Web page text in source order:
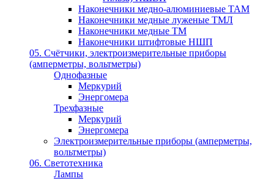
Наконечники медно-алюминиевые ТАМ
Наконечники медные луженые ТМЛ
Наконечники медные ТМ
Наконечники штифтовые НШП
05. Счётчики, электроизмерительные приборы
(амперметры, вольтметры)
Однофазные
Меркурий
Энергомера
Трехфазные
Меркурий
Энергомера
Электроизмерительные приборы (амперметры,
вольтметры)
06. Светотехника
Лампы